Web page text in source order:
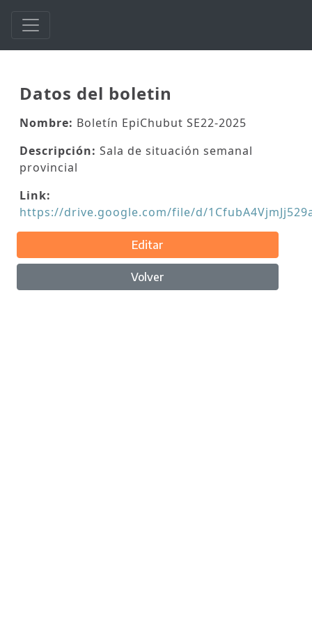
Datos del boletin
Nombre: Boletín EpiChubut SE22-2025
Descripción: Sala de situación semanal
provincial
Link:
https://drive.google.com/file/d/
Editar
Volver